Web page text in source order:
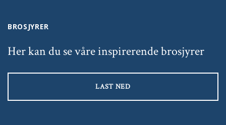
BROSJYRER
Her kan du se våre inspirerende brosjyrer
LAST NED